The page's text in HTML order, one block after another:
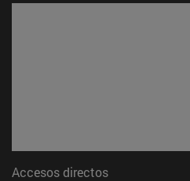
Accesos directos